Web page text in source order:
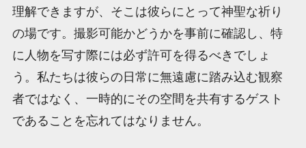
理解できますが、そこは彼らにとって神聖な祈り
の場です。撮影可能かどうかを事前に確認し、特
に人物を写す際には必ず許可を得るべきでしょ
う。私たちは彼らの日常に無遠慮に踏み込む観察
者ではなく、一時的にその空間を共有するゲスト
であることを忘れてはなりません。